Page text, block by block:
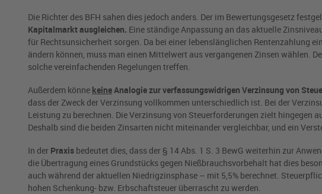
Die Richter des BFH sahen dies jedoch anders. Der im Bewertungsgesetz
Kapitalmarkt ausgleichen. Eine ständige Anpassung an das aktuelle
für Rechtsunsicherheit sorgen. Da bei einer lebenslänglichen Rentenzahlung
ändern können, muss man einen Mittelwert aus vergangenen Zinsen wählen.
solche vereinfachenden Regelungen treffen.
Außerdem könne keineAnalogiezur verfassungswidrigen Verzinsung von
dass der Zweck der Verzinsung vollkommen unterschiedlich ist. Bei der
Leistung zu berechnen. Die Verzinsung von Steuerforderungen zielt hingegen
Deshalb sind die beiden Zinsarten nicht miteinander vergleichbar, und ein
In der Praxis bedeutet dies, dass der § 14 Abs. 1 S. 3 BewG weiterhin zur
die Übertragung eines Grundstücks gegen Nießbrauchsvorbehalt hat dies
auch während der aktuellen Niedrigzinsphase – mit 5,5% berechnet.
hohen Schenkung- bzw. Erbschaftsteuer überrascht zu werden.